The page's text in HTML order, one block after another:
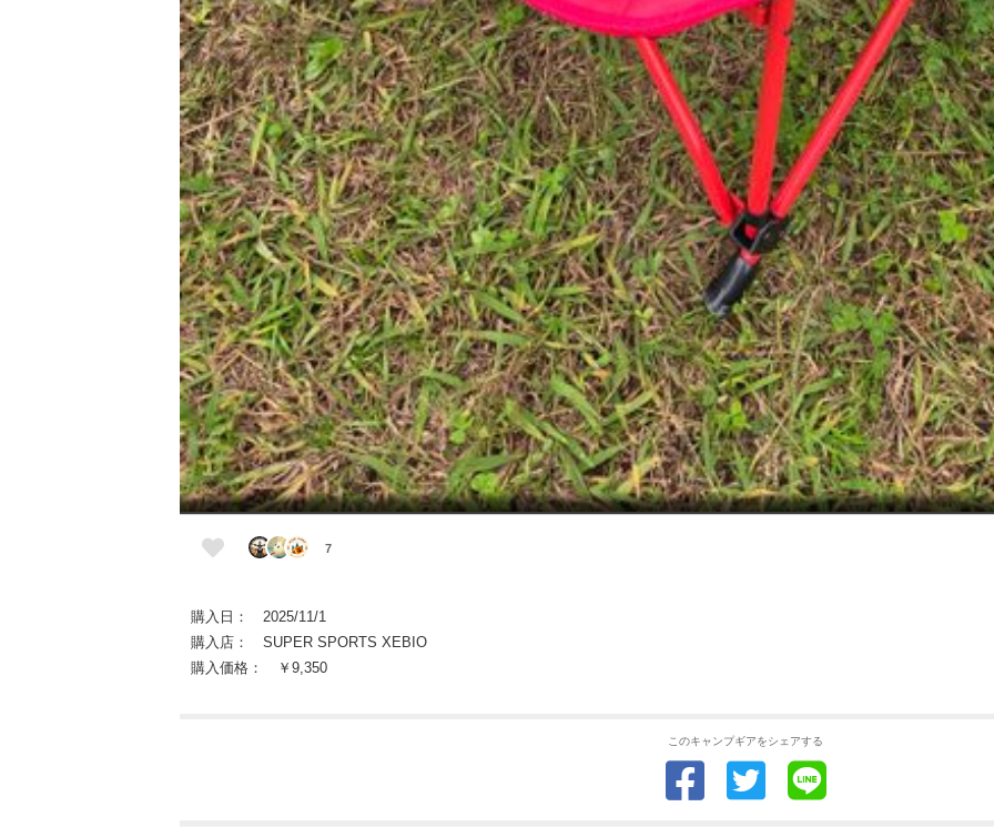
7
購入日： 2025/11/1
購入店： SUPER SPORTS XEBIO
購入価格： ￥9,350
このキャンプギアをシェアする